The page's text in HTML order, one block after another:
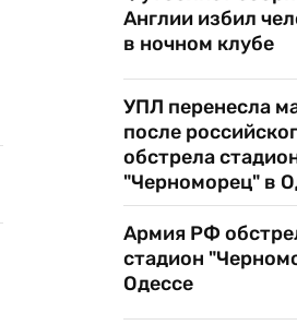
Англии избил
в ночном клубе
УПЛ перенесла
после
обстрела
"Черноморец" в
Армия РФ
стадион
Одессе